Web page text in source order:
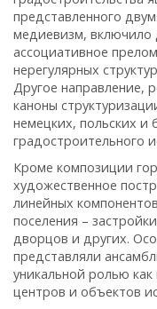
представленного
медиевизм, включило
ассоциативное
нерегулярных
Другое направление,
каноны
немецких, польских и
градостроительного
Кроме композиции
художественное
линейных
поселения –
дворцов и других.
представляли
уникальной ролью
центров и объектов